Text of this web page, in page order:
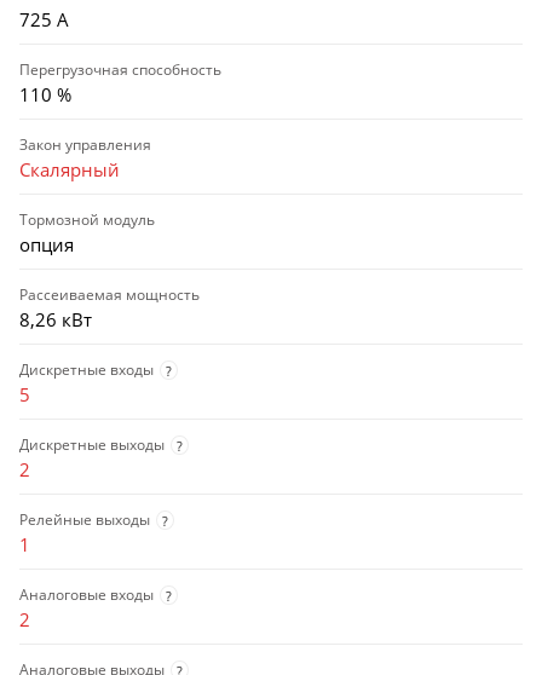
725 А
Перегрузочная способность
110 %
Закон управления
Скалярный
Тормозной модуль
опция
Рассеиваемая мощность
8,26 кВт
Дискретные входы ?
5
Дискретные выходы ?
2
Релейные выходы ?
1
Аналоговые входы ?
2
Аналоговые выходы ?